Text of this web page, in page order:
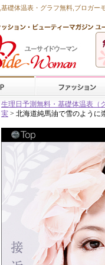
基礎体温表・グラフ無料 ,ブロガー
生理日予測無料・基礎体温表（
実 > 北海道純馬油で雪のように